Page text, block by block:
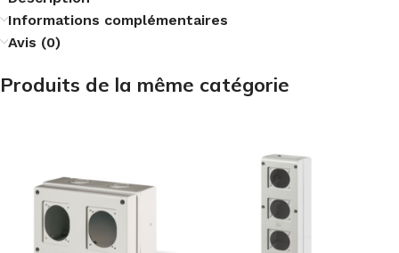
Informations complémentaires
Avis (0)
Produits de la même catégorie